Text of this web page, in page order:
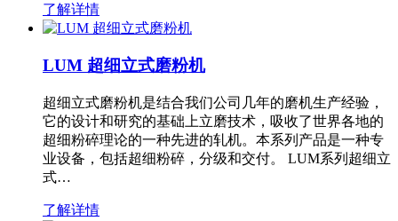
了解详情
LUM 超细立式磨粉机
超细立式磨粉机是结合我们公司几年的磨机生产经验，
它的设计和研究的基础上立磨技术，吸收了世界各地的
超细粉碎理论的一种先进的轧机。本系列产品是一种专
业设备，包括超细粉碎，分级和交付。 LUM系列超细立
式…
了解详情